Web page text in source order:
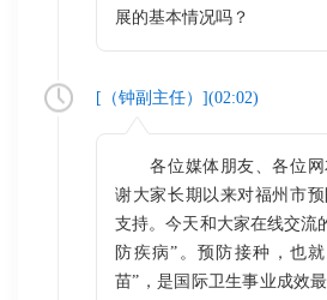
展的基本情况吗？
[（钟副主任）](02:02)
各位媒体朋友、各位
谢大家长期以来对福州市
支持。今天和大家在线交流
防疾病”。预防接种，也
苗”，是国际卫生事业成效